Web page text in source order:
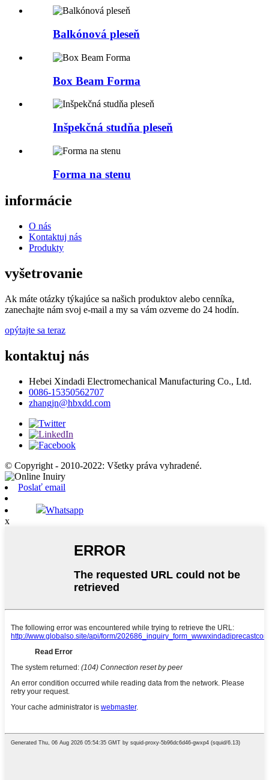
Balkónová pleseň
Box Beam Forma
Inšpekčná studňa pleseň
Forma na stenu
informácie
O nás
Kontaktuj nás
Produkty
vyšetrovanie
Ak máte otázky týkajúce sa našich produktov alebo cenníka,
zanechajte nám svoj e-mail a my sa vám ozveme do 24 hodín.
opýtajte sa teraz
kontaktuj nás
Hebei Xindadi Electromechanical Manufacturing Co., Ltd.
0086-15350562707
zhangjn@hbxdd.com
© Copyright - 2010-2022: Všetky práva vyhradené.
Poslať email
Whatsapp
x